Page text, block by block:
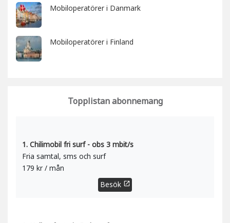
Mobiloperatörer i Danmark
Mobiloperatörer i Finland
Topplistan abonnemang
1. Chilimobil fri surf - obs 3 mbit/s
Fria samtal, sms och surf
179 kr / mån
Besök open_in_new